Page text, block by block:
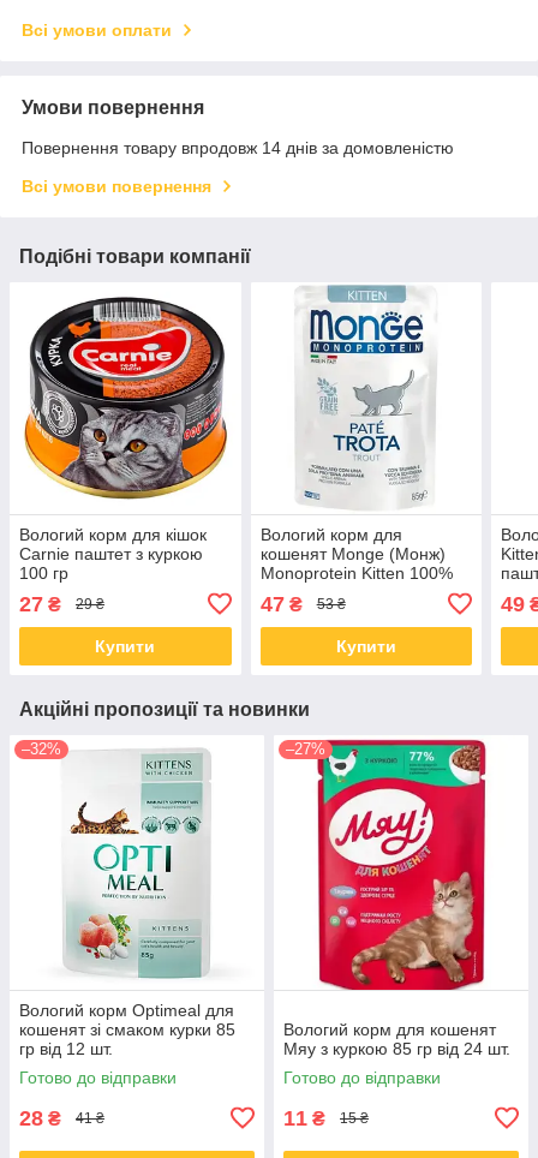
Всі умови оплати
Умови повернення
Повернення товару впродовж 14 днів за домовленістю
Всі умови повернення
Подібні товари компанії
Вологий корм для кішок
Carnie паштет з куркою
100 гр
27 ₴ 29 ₴
Купити
Вологий корм для
кошенят Monge (Монж)
Monoprotein Kitten 100%
форель (паштет) 85 гр від
28 шт
47₴ 53 ₴
Купити
49
Акційні пропозиції та новинки
–32%
Вологий корм Optimeal для
кошенят зі смаком курки 85
гр від 12 шт.
Готово до відправки
28 ₴ 41 ₴
–27%
Вологий корм для кошенят
Мяу з куркою 85 гр від 24 шт.
Готово до відправки
11 ₴ 15 ₴